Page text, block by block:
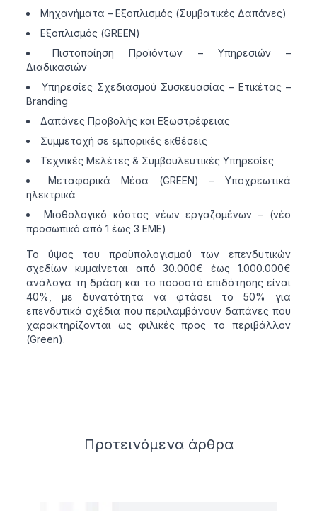
Μηχανήματα – Εξοπλισμός (Συμβατικές Δαπάνες)
Εξοπλισμός (GREEN)
Πιστοποίηση Προϊόντων – Υπηρεσιών –
Διαδικασιών
Υπηρεσίες Σχεδιασμού Συσκευασίας – Ετικέτας –
Branding
Δαπάνες Προβολής και Εξωστρέφειας
Συμμετοχή σε εμπορικές εκθέσεις
Τεχνικές Μελέτες & Συμβουλευτικές Υπηρεσίες
Μεταφορικά Μέσα (GREEN) – Υποχρεωτικά
ηλεκτρικά
Μισθολογικό κόστος νέων εργαζομένων – (νέο
προσωπικό από 1 έως 3 ΕΜΕ)
Το ύψος του προϋπολογισμού των επενδυτικών
σχεδίων κυμαίνεται από 30.000€ έως 1.000.000€
ανάλογα τη δράση και το ποσοστό επιδότησης είναι
40%, με δυνατότητα να φτάσει το 50% για
επενδυτικά σχέδια που περιλαμβάνουν δαπάνες που
χαρακτηρίζονται ως φιλικές προς το περιβάλλον
(Green).
Προτεινόμενα άρθρα